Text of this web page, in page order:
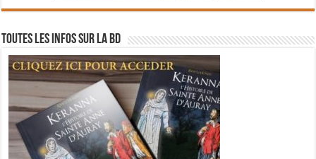
Toutes les infos sur la BD